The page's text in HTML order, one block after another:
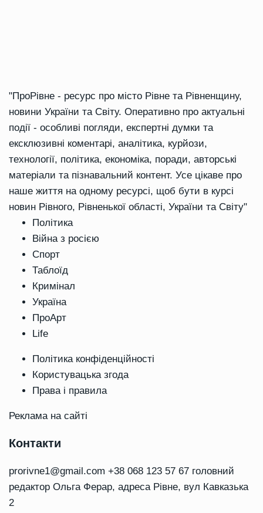
"ПроРівне - ресурс про місто Рівне та Рівненщину,
новини України та Світу. Оперативно про актуальні
події - особливі погляди, експертні думки та
ексклюзивні коментарі, аналітика, курйози,
технології, політика, економіка, поради, авторські
матеріали та пізнавальний контент. Усе цікаве про
наше життя на одному ресурсі, щоб бути в курсі
новин Рівного, Рівненької області, України та Світу"
Політика
Війна з росією
Спорт
Таблоїд
Кримінал
Україна
ПроАрт
Life
Політика конфіденційності
Користувацька згода
Права і правила
Реклама на сайті
Контакти
prorivne1@gmail.com +38 068 123 57 67 головний
редактор Ольга Ферар, адреса Рівне, вул Кавказька
2